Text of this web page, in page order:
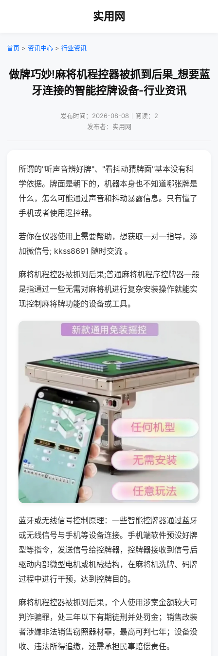
实用网
首页 > 资讯中心 > 行业资讯
做牌巧妙!麻将机程控器被抓到后果_想要蓝
牙连接的智能控牌设备-行业资讯
发布时间：2026-08-08｜阅读：2
发布者：实用网
所谓的"听声音辨好牌"、"看抖动猜牌面"基本没有科
学依据。牌面是朝下的，机器本身也不知道哪张牌是
什么，怎么可能通过声音和抖动暴露信息。只有懂了
手机或者使用遥控器。
若你在仪器使用上需要帮助，想获取一对一指导，添
加微信号; kkss8691 随时交流 。
麻将机程控器被抓到后果;普通麻将机程序控牌器一般
是指通过一些无需对麻将机进行复杂安装操作就能实
现控制麻将牌功能的设备或工具。
蓝牙或无线信号控制原理：一些智能控牌器通过蓝牙
或无线信号与手机等设备连接。手机端软件预设好牌
型等指令，发送信号给控牌器，控牌器接收到信号后
驱动内部微型电机或机械结构，在麻将机洗牌、码牌
过程中进行干预，达到控牌目的。
麻将机程控器被抓到后果，个人使用涉案金额较大可
判诈骗罪，处三年以下有期徒刑并处罚金；销售改装
者涉嫌非法销售窃照器材罪，最高可判七年；设备没
收、违法所得追缴，还需承担民事赔偿责任。